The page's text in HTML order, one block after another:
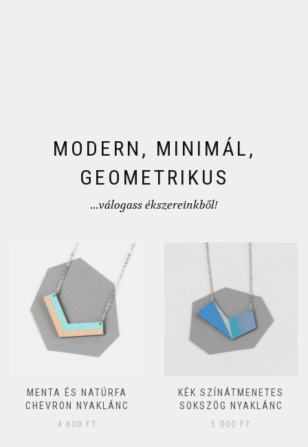
MODERN, MINIMÁL,
GEOMETRIKUS
...válogass ékszereinkből!
MENTA ÉS NATÚRFA
CHEVRON NYAKLÁNC
4 600 FT
KÉK SZÍNÁTMENETES
SOKSZÖG NYAKLÁNC
5 000 FT